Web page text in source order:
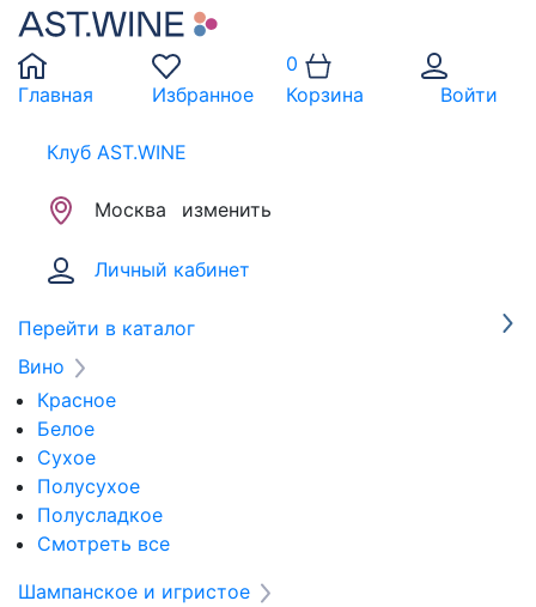
Главная Избранное
0
Корзина
Войти
Клуб AST.WINE
Москва изменить
Личный кабинет
Перейти в каталог
Вино
Красное
Белое
Сухое
Полусухое
Полусладкое
Смотреть все
Шампанское и игристое